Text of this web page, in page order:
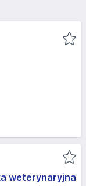
weterynaryjna